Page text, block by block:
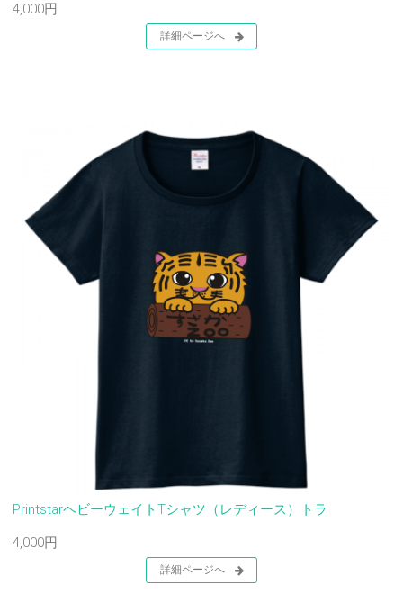
4,000円
詳細ページへ
PrintstarヘビーウェイトTシャツ（レディース）トラ
4,000円
詳細ページへ